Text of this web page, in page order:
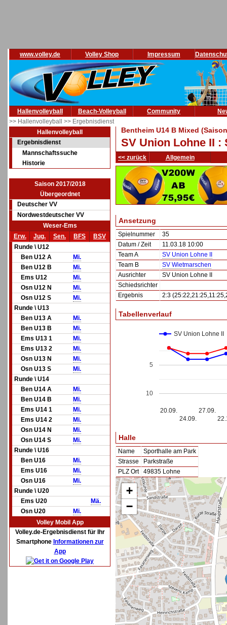
www.volley.de Volley Shop Impressum
Hallenvolleyball Beach-Volleyball Community
>> Hallenvolleyball >> Ergebnisdienst
Hallenvolleyball
Ergebnisdienst
Mannschaftssuche
Historie
Saison 2017/2018
Übergeordnet
Deutscher VV
Nordwestdeutscher VV
Weser-Ems
Erw.
Jug. Sen. BFS
BSV
Runde \ U12
Ben U12 A
Mi.
Ben U12 B
Mi.
Ems U12
Mi.
Osn U12 N
Mi.
Osn U12 S
Mi.
Runde \ U13
Ben U13 A
Mi.
Ben U13 B
Mi.
Ems U13 1
Mi.
Ems U13 2
Mi.
Osn U13 N
Mi.
Osn U13 S
Mi.
Runde \ U14
Ben U14 A
Mi.
Ben U14 B
Mi.
Ems U14 1
Mi.
Ems U14 2
Mi.
Osn U14 N
Mi.
Osn U14 S
Mi.
Runde \ U16
Ben U16
Mi.
Ems U16
Mi.
Osn U16
Mi.
Runde \ U20
Ems U20
Mä.
Osn U20
Mi.
Volley Mobil App
Volley.de-Ergebnisdienst für Ihr
Smartphone Informationen zur
App
Bentheim U14 B Mixed
SV Union Lohne II :
<< zurück Allgemein
Ansetzung
Spielnummer
35
Datum / Zeit
11.03.18 10:00
Team A
SV Union Lohne II
Team B
SV Wietmarschen
Ausrichter
SV Union Lohne II
Schiedsrichter
Ergebnis
2:3
Tabellenverlauf
SV Union Lohne II
20.09.
24.09.
27.09.
5
10
Halle
Name
Sporthalle am Park
Strasse
Parkstraße
PLZ Ort
49835 Lohne
+
−